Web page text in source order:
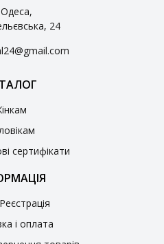
24
сертифікати
і оплата